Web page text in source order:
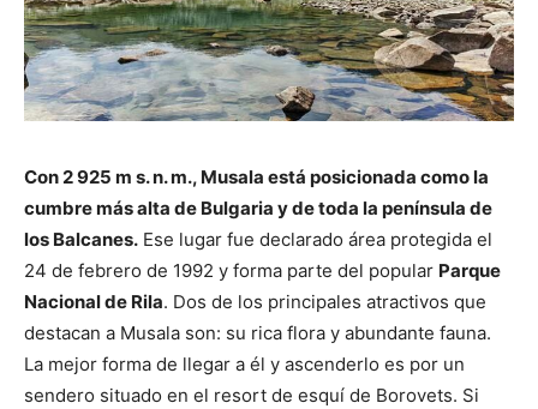
Con 2 925 m s. n. m., Musala está posicionada como la
cumbre más alta de Bulgaria y de toda la península de
los Balcanes. Ese lugar fue declarado área protegida el
24 de febrero de 1992 y forma parte del popular Parque
Nacional de Rila. Dos de los principales atractivos que
destacan a Musala son: su rica flora y abundante fauna.
La mejor forma de llegar a él y ascenderlo es por un
sendero situado en el resort de esquí de Borovets. Si